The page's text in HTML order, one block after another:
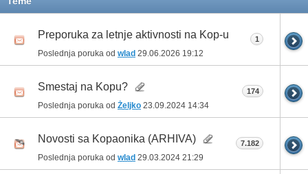
Preporuka za letnje aktivnosti na Kop-u
Poslednja poruka od wlad 29.06.2026 19:12
1
Smestaj na Kopu?
Poslednja poruka od Željko 23.09.2024 14:34
174
Novosti sa Kopaonika (ARHIVA)
Poslednja poruka od wlad 29.03.2024 21:29
7.182